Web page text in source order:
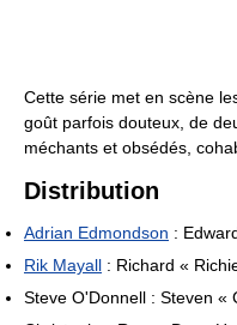
Cette série met en scène
goût parfois douteux, de
méchants et obsédés,
Distribution
Adrian Edmondson :
Rik Mayall : Richard «
Steve O'Donnell : Steven «